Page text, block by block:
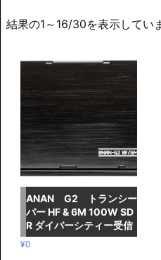
結果の1～16/30を表示してい
ANAN G2 トランシー
バー HF & 6M 100W SD
R ダイバーシティー受信
¥0